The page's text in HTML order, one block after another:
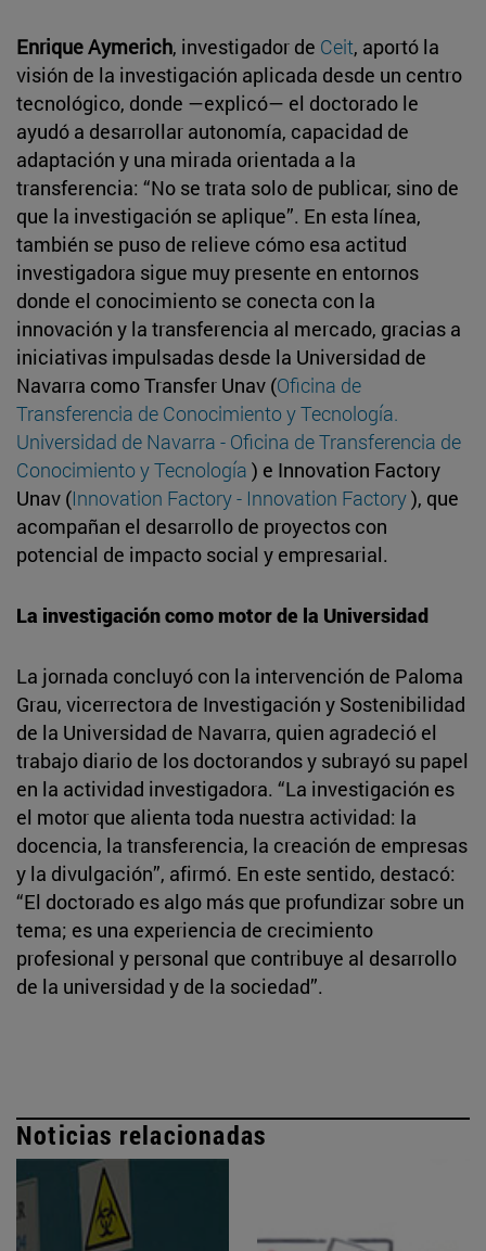
Enrique Aymerich, investigador de Ceit, aportó la
visión de la investigación aplicada desde un centro
tecnológico, donde —explicó— el doctorado le
ayudó a desarrollar autonomía, capacidad de
adaptación y una mirada orientada a la
transferencia: “No se trata solo de publicar, sino de
que la investigación se aplique”. En esta línea,
también se puso de relieve cómo esa actitud
investigadora sigue muy presente en entornos
donde el conocimiento se conecta con la
innovación y la transferencia al mercado, gracias a
iniciativas impulsadas desde la Universidad de
Navarra como Transfer Unav (Oficina de
Transferencia de Conocimiento y Tecnología.
Universidad de Navarra - Oficina de Transferencia de
Conocimiento y Tecnología ) e Innovation Factory
Unav (Innovation Factory - Innovation Factory), que
acompañan el desarrollo de proyectos con
potencial de impacto social y empresarial.
La investigación como motor de la Universidad
La jornada concluyó con la intervención de Paloma
Grau, vicerrectora de Investigación y Sostenibilidad
de la Universidad de Navarra, quien agradeció el
trabajo diario de los doctorandos y subrayó su papel
en la actividad investigadora. “La investigación es
el motor que alienta toda nuestra actividad: la
docencia, la transferencia, la creación de empresas
y la divulgación”, afirmó. En este sentido, destacó:
“El doctorado es algo más que profundizar sobre un
tema; es una experiencia de crecimiento
profesional y personal que contribuye al desarrollo
de la universidad y de la sociedad”.
Noticias relacionadas